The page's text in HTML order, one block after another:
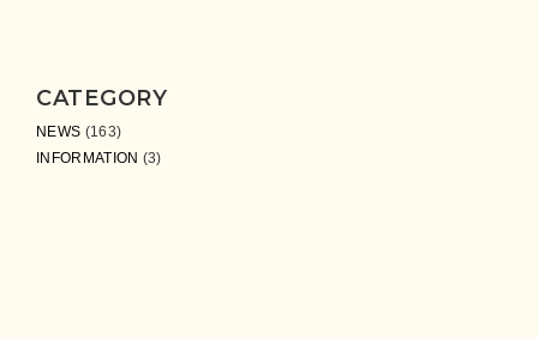
CATEGORY
NEWS (163)
INFORMATION (3)